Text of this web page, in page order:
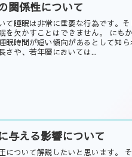
関係性について
て睡眠は非常に重要な行為です。
を欠かすことはできません。 にも
眠時間が短い傾向があるとして知
さや、若年層においては...
与える影響について
について解説したいと思います。